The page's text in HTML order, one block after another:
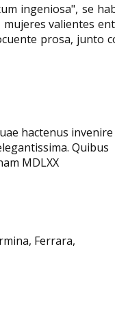
ingeniosa", se
mujeres valientes
prosa, junto
hactenus invenire
Quibus
MDLXX
Ferrara,